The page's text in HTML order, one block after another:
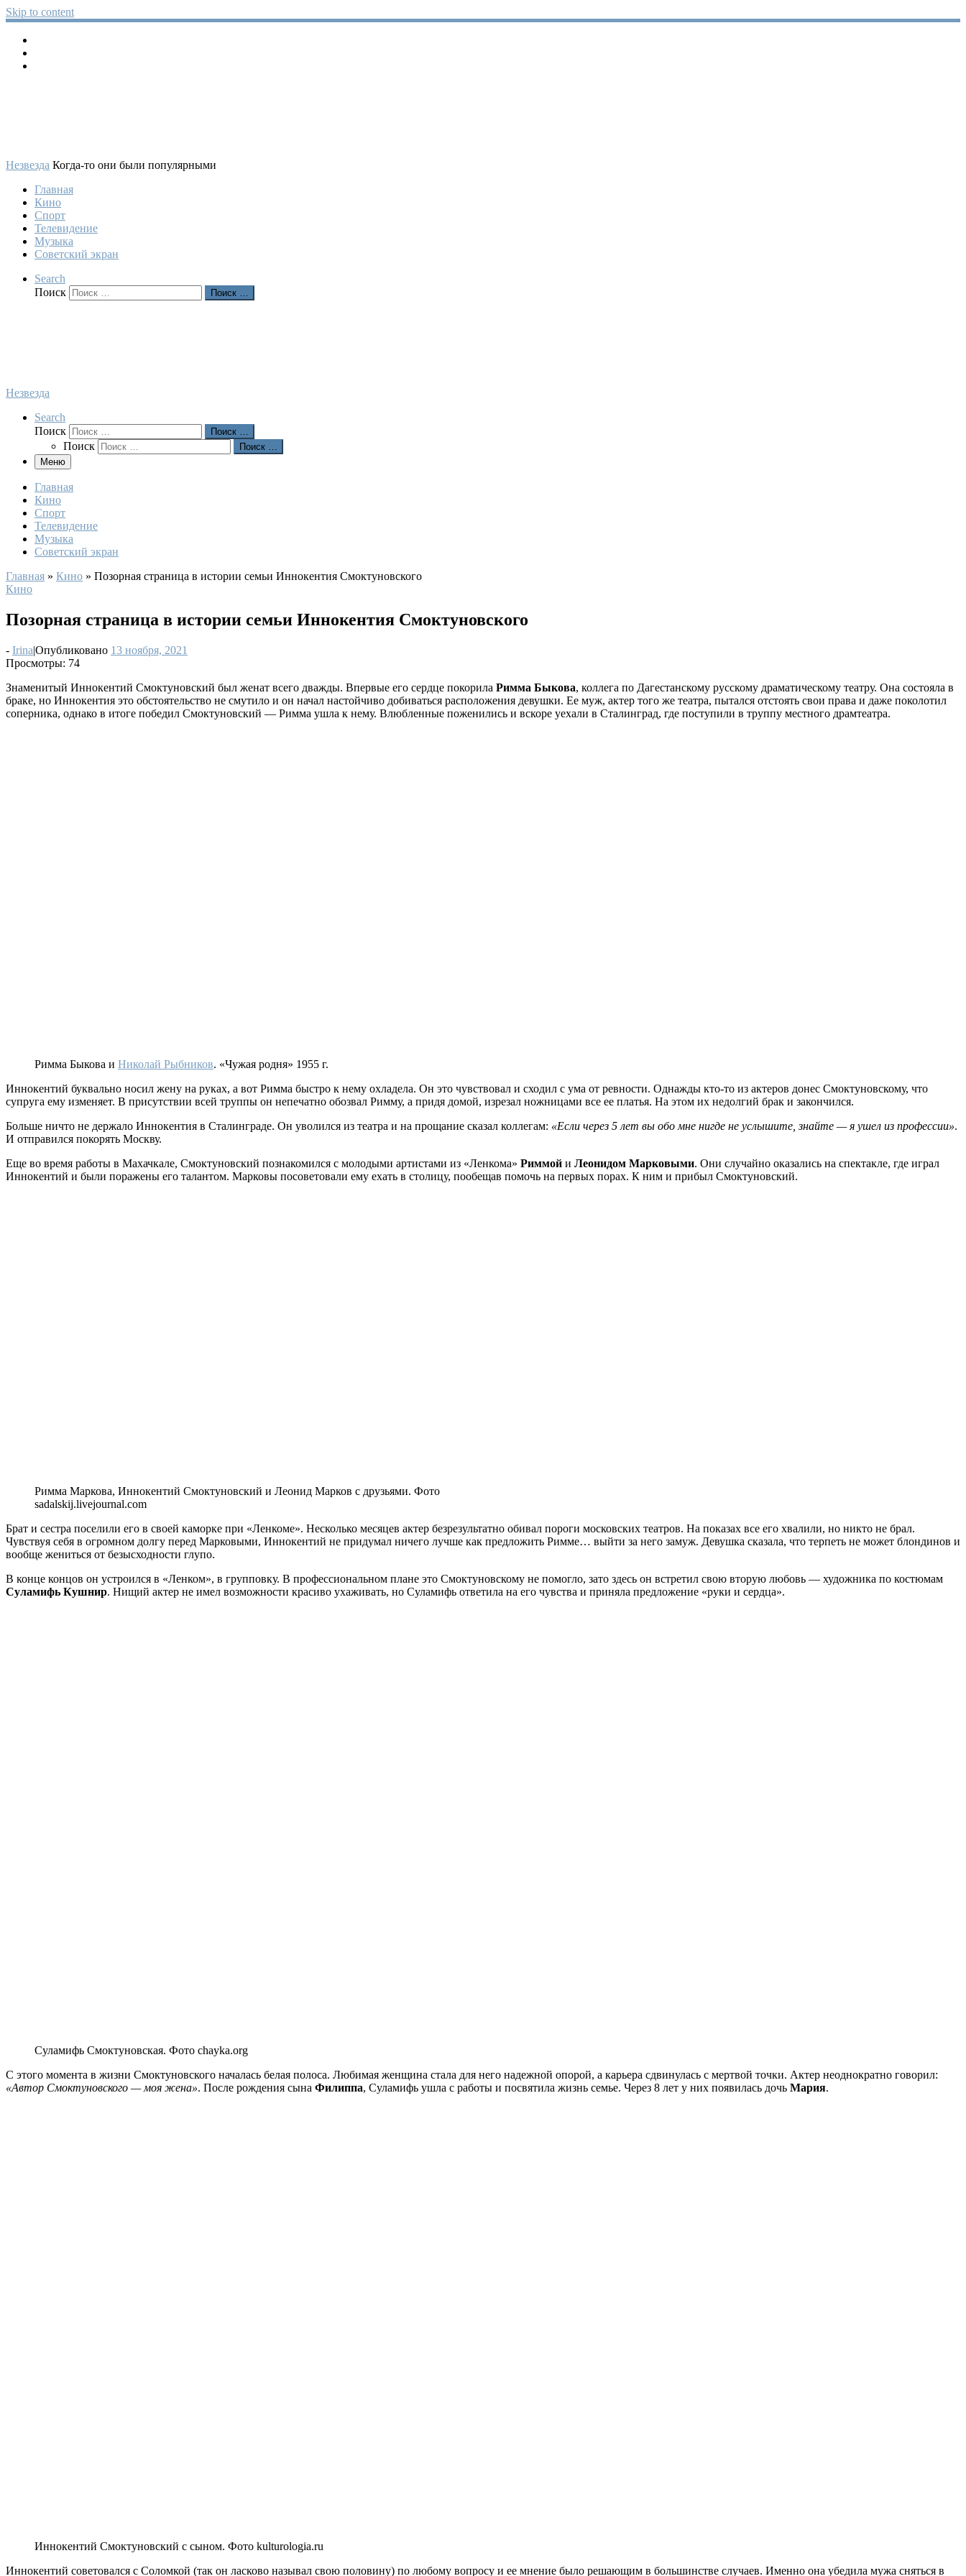
Skip to content
Незвезда Когда-то они были популярными
Главная
Кино
Спорт
Телевидение
Музыка
Советский экран
Search
Поиск
Поиск …
Незвезда
Search
Поиск
Поиск …
Поиск
Поиск …
Меню
Главная
Кино
Спорт
Телевидение
Музыка
Советский экран
Главная » Кино » Позорная страница в истории семьи Иннокентия Смоктуновского
Кино
Позорная страница в истории семьи Иннокентия Смоктуновского
- Irina|Опубликовано 13 ноября, 2021
Просмотры: 74
Знаменитый Иннокентий Смоктуновский был женат всего дважды. Впервые его сердце покорила Римма Быкова, коллега по Дагестанскому русскому драматическому театру. Она состояла в
браке, но Иннокентия это обстоятельство не смутило и он начал настойчиво добиваться расположения девушки. Ее муж, актер того же театра, пытался отстоять свои права и даже поколотил
соперника, однако в итоге победил Смоктуновский — Римма ушла к нему. Влюбленные поженились и вскоре уехали в Сталинград, где поступили в труппу местного драмтеатра.
Римма Быкова и Николай Рыбников. «Чужая родня» 1955 г.
Иннокентий буквально носил жену на руках, а вот Римма быстро к нему охладела. Он это чувствовал и сходил с ума от ревности. Однажды кто-то из актеров донес Смоктуновскому, что
супруга ему изменяет. В присутствии всей труппы он непечатно обозвал Римму, а придя домой, изрезал ножницами все ее платья. На этом их недолгий брак и закончился.
Больше ничто не держало Иннокентия в Сталинграде. Он уволился из театра и на прощание сказал коллегам: «Если через 5 лет вы обо мне нигде не услышите, знайте — я ушел из профессии».
И отправился покорять Москву.
Еще во время работы в Махачкале, Смоктуновский познакомился с молодыми артистами из «Ленкома» Риммой и Леонидом Марковыми. Они случайно оказались на спектакле, где играл
Иннокентий и были поражены его талантом. Марковы посоветовали ему ехать в столицу, пообещав помочь на первых порах. К ним и прибыл Смоктуновский.
Римма Маркова, Иннокентий Смоктуновский и Леонид Марков с друзьями. Фото
sadalskij.livejournal.com
Брат и сестра поселили его в своей каморке при «Ленкоме». Несколько месяцев актер безрезультатно обивал пороги московских театров. На показах все его хвалили, но никто не брал.
Чувствуя себя в огромном долгу перед Марковыми, Иннокентий не придумал ничего лучше как предложить Римме… выйти за него замуж. Девушка сказала, что терпеть не может блондинов и
вообще жениться от безысходности глупо.
В конце концов он устроился в «Ленком», в групповку. В профессиональном плане это Смоктуновскому не помогло, зато здесь он встретил свою вторую любовь — художника по костюмам
Суламифь Кушнир. Нищий актер не имел возможности красиво ухаживать, но Суламифь ответила на его чувства и приняла предложение «руки и сердца».
Суламифь Смоктуновская. Фото chayka.org
С этого момента в жизни Смоктуновского началась белая полоса. Любимая женщина стала для него надежной опорой, а карьера сдвинулась с мертвой точки. Актер неоднократно говорил:
«Автор Смоктуновского — моя жена». После рождения сына Филиппа, Суламифь ушла с работы и посвятила жизнь семье. Через 8 лет у них появилась дочь Мария.
Иннокентий Смоктуновский с сыном. Фото kulturologia.ru
Иннокентий советовался с Соломкой (так он ласково называл свою половину) по любому вопросу и ее мнение было решающим в большинстве случаев. Именно она убедила мужа сняться в